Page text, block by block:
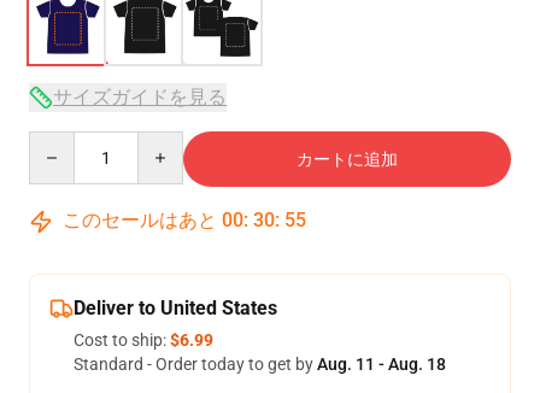
サイズガイドを見る
カートに追加
このセールはあと 00: 30: 54
Deliver to United States
Cost to ship:$6.99
Standard - Order today to get byAug. 11 - Aug. 18